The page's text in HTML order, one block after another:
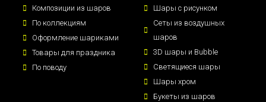
Композиции из шаров
По коллекциям
Оформление шариками
Товары для праздника
По поводу
Шары с рисунком
Сеты из воздушных
шаров
3D шары и Bubble
Светящиеся шары
Шары хром
Букеты из шаров